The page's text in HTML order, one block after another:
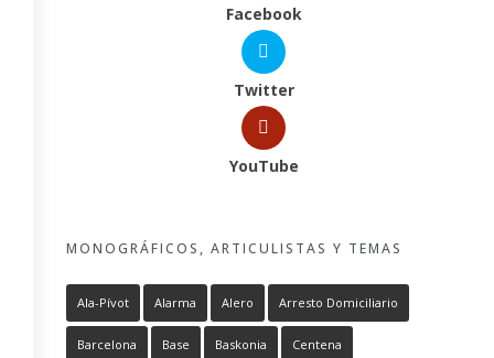
Facebook
Twitter
YouTube
MONOGRÁFICOS, ARTICULISTAS Y TEMAS
Ala-Pívot Alarma Alero Arresto Domiciliario
Barcelona Base Baskonia Centena